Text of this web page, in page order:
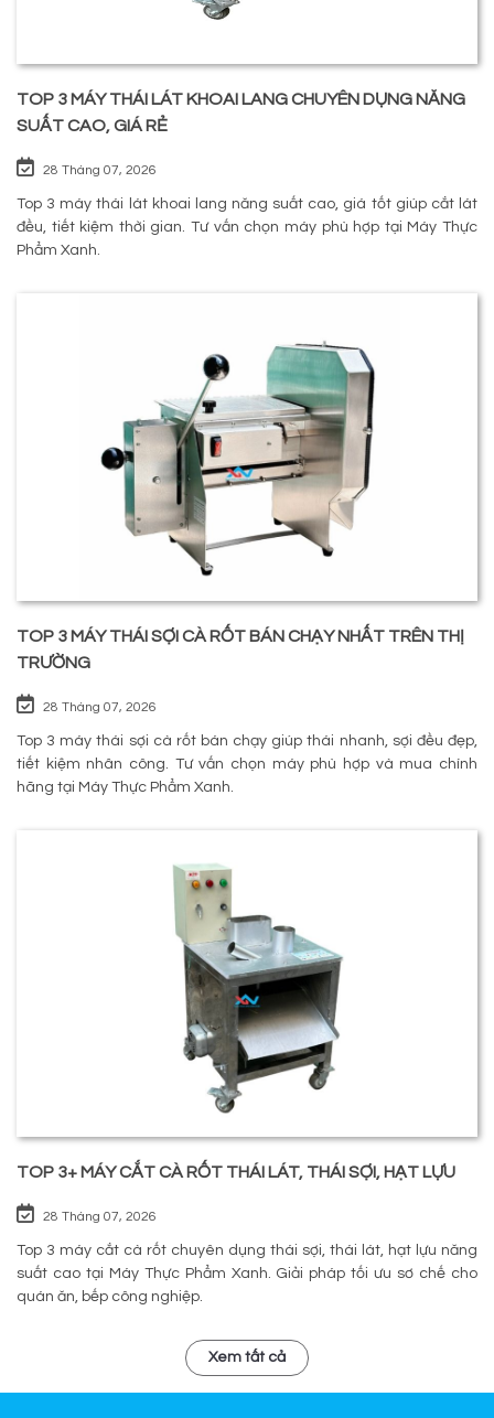
TOP 3 MÁY THÁI LÁT KHOAI LANG CHUYÊN DỤNG NĂNG
SUẤT CAO, GIÁ RẺ
28 Tháng 07, 2026
Top 3 máy thái lát khoai lang năng suất cao, giá tốt giúp cắt lát
đều, tiết kiệm thời gian. Tư vấn chọn máy phù hợp tại Máy Thực
Phẩm Xanh.
TOP 3 MÁY THÁI SỢI CÀ RỐT BÁN CHẠY NHẤT TRÊN THỊ
TRƯỜNG
28 Tháng 07, 2026
Top 3 máy thái sợi cà rốt bán chạy giúp thái nhanh, sợi đều đẹp,
tiết kiệm nhân công. Tư vấn chọn máy phù hợp và mua chính
hãng tại Máy Thực Phẩm Xanh.
TOP 3+ MÁY CẮT CÀ RỐT THÁI LÁT, THÁI SỢI, HẠT LỰU
28 Tháng 07, 2026
Top 3 máy cắt cà rốt chuyên dụng thái sợi, thái lát, hạt lựu năng
suất cao tại Máy Thực Phẩm Xanh. Giải pháp tối ưu sơ chế cho
quán ăn, bếp công nghiệp.
Xem tất cả